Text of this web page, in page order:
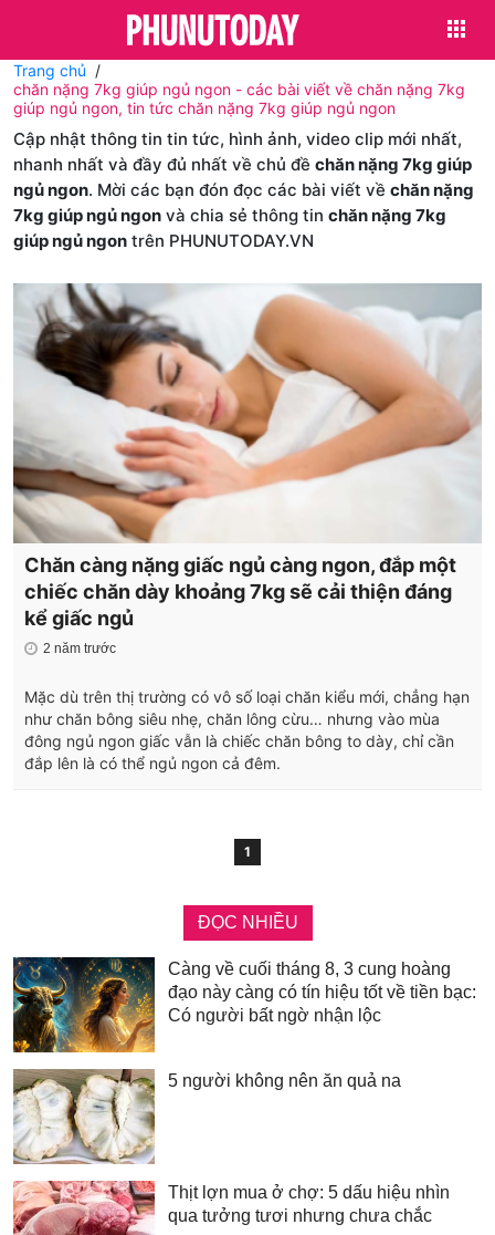
Trang chủ
chăn nặng 7kg giúp ngủ ngon - các bài viết về chăn nặng 7kg
giúp ngủ ngon, tin tức chăn nặng 7kg giúp ngủ ngon
Cập nhật thông tin tin tức, hình ảnh, video clip mới nhất,
nhanh nhất và đầy đủ nhất về chủ đề chăn nặng 7kg giúp
ngủ ngon. Mời các bạn đón đọc các bài viết về chăn nặng
7kg giúp ngủ ngon và chia sẻ thông tin chăn nặng 7kg
giúp ngủ ngon trên PHUNUTODAY.VN
Chăn càng nặng giấc ngủ càng ngon, đắp một
chiếc chăn dày khoảng 7kg sẽ cải thiện đáng
kể giấc ngủ
2 năm trước
Mặc dù trên thị trường có vô số loại chăn kiểu mới, chẳng hạn
như chăn bông siêu nhẹ, chăn lông cừu… nhưng vào mùa
đông ngủ ngon giấc vẫn là chiếc chăn bông to dày, chỉ cần
đắp lên là có thể ngủ ngon cả đêm.
1
ĐỌC NHIỀU
Càng về cuối tháng 8, 3 cung hoàng
đạo này càng có tín hiệu tốt về tiền bạc:
Có người bất ngờ nhận lộc
5 người không nên ăn quả na
Thịt lợn mua ở chợ: 5 dấu hiệu nhìn
qua tưởng tươi nhưng chưa chắc